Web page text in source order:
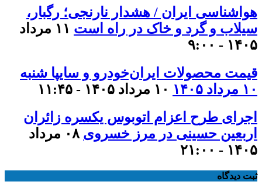
هواشناسی ایران / هشدار نارنجی؛ رگبار،
سیلاب و گرد و خاک در راه است
۱۱ مرداد
۱۴۰۵ - ۹:۰۰
قیمت محصولات ایران‌خودرو و سایپا شنبه
۱۰ مرداد ۱۴۰۵
۱۰ مرداد ۱۴۰۵ - ۱۱:۴۵
اجرای طرح اعزام اتوبوس یکسره زائران
اربعین حسینی در مرز خسروی
۰۸ مرداد
۱۴۰۵ - ۲۱:۰۰
ثبت دیدگاه